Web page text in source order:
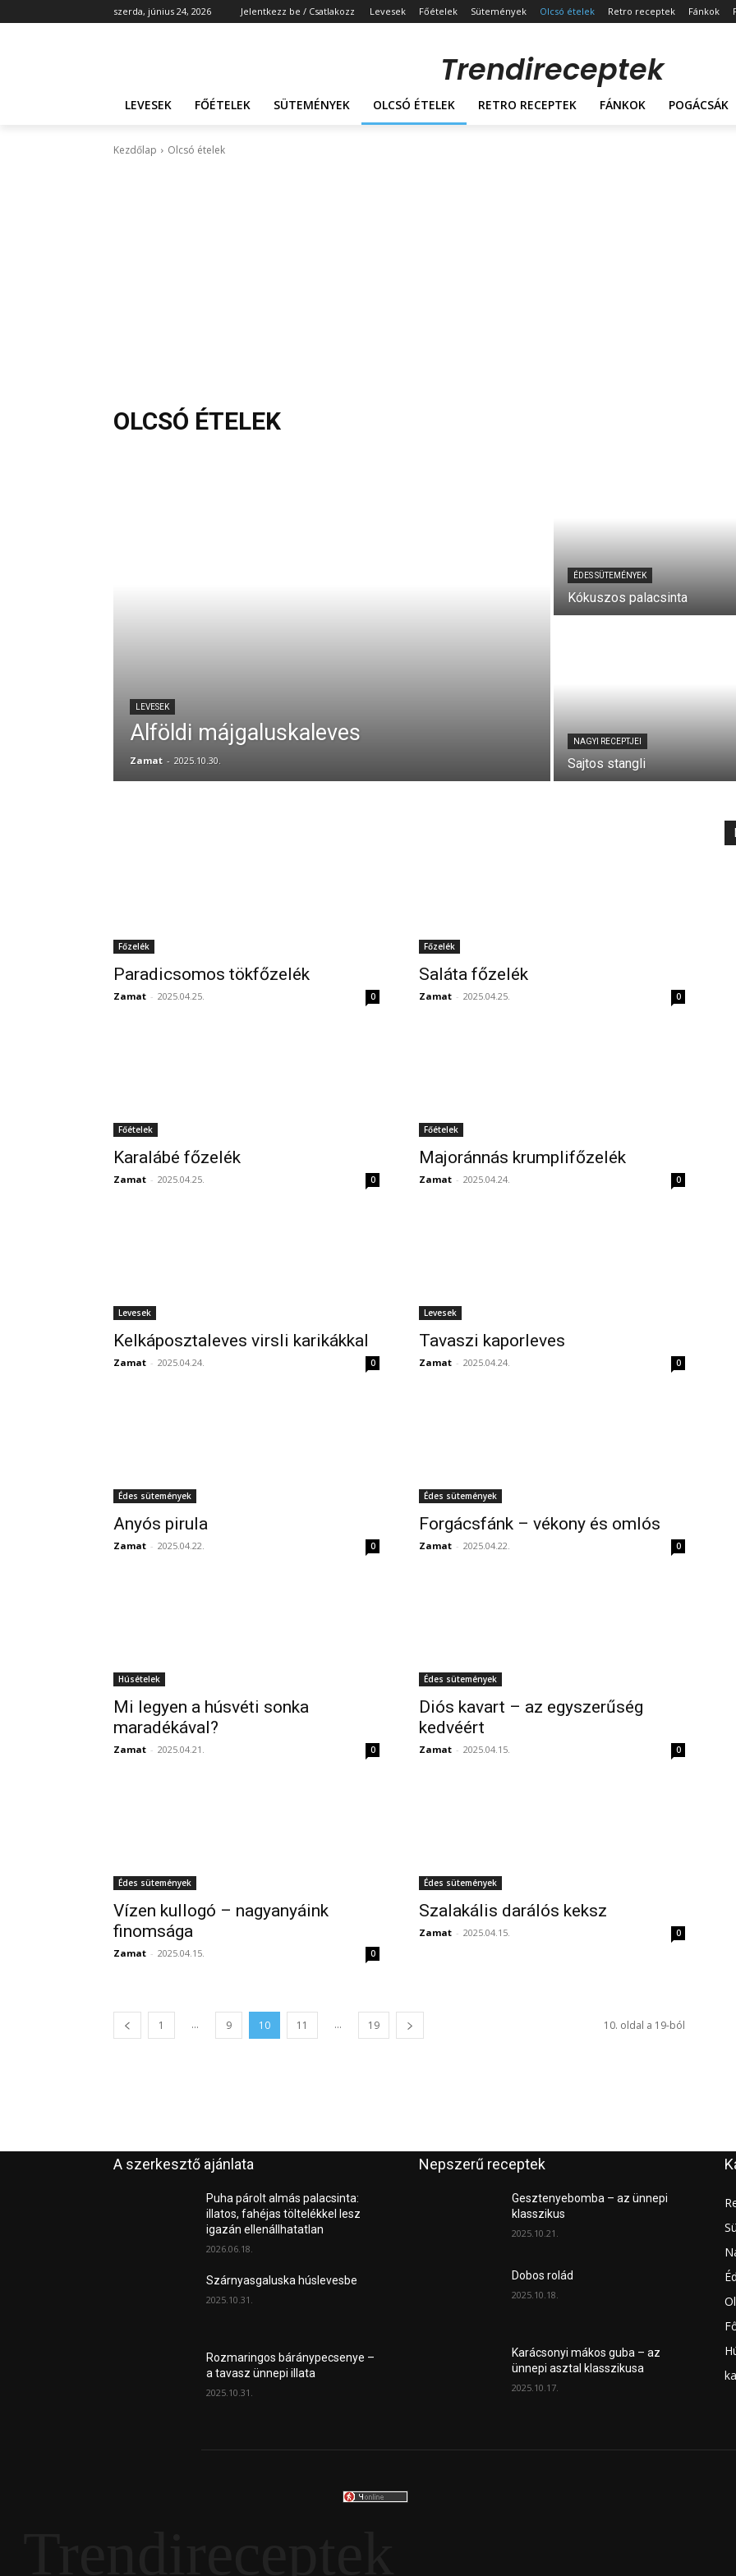
szerda, június 24, 2026 Jelentkezz be / Csatlakozz Levesek Főételek Sütemények Olcsó ételek Retro receptek Fánkok
Trendireceptek
LEVESEK FŐÉTELEK SÜTEMÉNYEK OLCSÓ ÉTELEK RETRO RECEPTEK FÁNKOK POGÁCSÁK
Kezdőlap Olcsó ételek
OLCSÓ ÉTELEK
LEVESEK
Alföldi májgaluskaleves
Zamat - 2025.10.30.
ÉDES SÜTEMÉNYEK
Kókuszos palacsinta
NAGYI RECEPTJEI
Sajtos stangli
Főzelék
Paradicsomos tökfőzelék
Zamat - 2025.04.25. 0
Főzelék
Saláta főzelék
Zamat - 2025.04.25. 0
Főételek
Karalábé főzelék
Zamat - 2025.04.25. 0
Főételek
Majoránnás krumplifőzelék
Zamat - 2025.04.24. 0
Levesek
Kelkáposztaleves virsli karikákkal
Zamat - 2025.04.24. 0
Levesek
Tavaszi kaporleves
Zamat - 2025.04.24. 0
Édes sütemények
Anyós pirula
Zamat - 2025.04.22. 0
Édes sütemények
Forgácsfánk – vékony és omlós
Zamat - 2025.04.22. 0
Húsételek
Mi legyen a húsvéti sonka
maradékával?
Zamat - 2025.04.21. 0
Édes sütemények
Diós kavart – az egyszerűség
kedvéért
Zamat - 2025.04.15. 0
Édes sütemények
Vízen kullogó – nagyanyáink
finomsága
Zamat - 2025.04.15. 0
Édes sütemények
Szalakális darálós keksz
Zamat - 2025.04.15. 0
1 ... 9 10 11 ... 19 10. oldal a 19-ból
A szerkesztő ajánlata
Puha párolt almás palacsinta:
illatos, fahéjas töltelékkel lesz
igazán ellenállhatatlan
2026.06.18.
Szárnyasgaluska húslevesbe
2025.10.31.
Rozmaringos báránypecsenye –
a tavasz ünnepi illata
2025.10.31.
Nepszerű receptek
Gesztenyebomba – az ünnepi
klasszikus
2025.10.21.
Dobos rolád
2025.10.18.
Karácsonyi mákos guba – az
ünnepi asztal klasszikusa
2025.10.17.